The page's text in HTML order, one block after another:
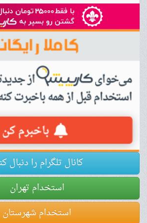
کانال تلگرام را دنبال
استخدام تهران
استخدام شهرستان